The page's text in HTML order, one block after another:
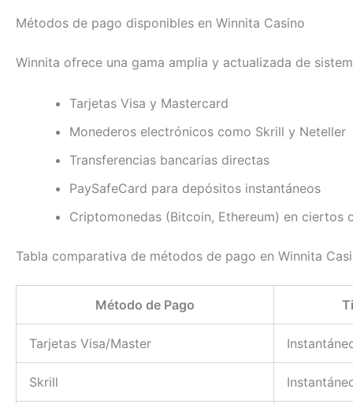
Métodos de pago disponibles en Winnita Casino
Winnita ofrece una gama amplia y actualizada de
Tarjetas Visa y Mastercard
Monederos electrónicos como Skrill y Neteller
Transferencias bancarias directas
PaySafeCard para depósitos instantáneos
Criptomonedas (Bitcoin, Ethereum) en ciertos
Tabla comparativa de métodos de pago en Winnita
Método de Pago
Tarjetas Visa/Master
Skrill